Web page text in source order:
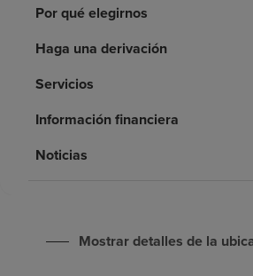
Recursos de salud
Por qué elegirnos
Haga una derivación
Servicios
Información financiera
Noticias
Mostrar detalles de la